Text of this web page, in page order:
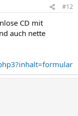
#12
CD mit
auch nette